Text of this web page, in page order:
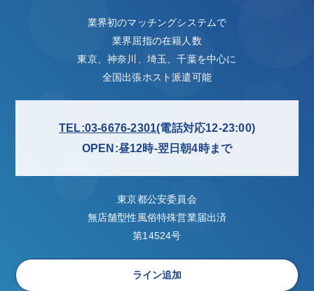
業界初のマッチングシステムで
業界屈指の在籍人数
東京、神奈川、埼玉、千葉を中心に
全国出張ホスト派遣可能
TEL:03-6676-2301(電話対応12-23:00)
OPEN:昼12時-翌日朝4時まで
東京都公安委員会
無店舗型性風俗特殊営業届出済
第14524号
ライン追加